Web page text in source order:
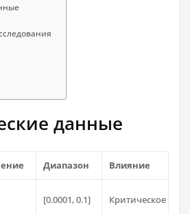
данные
Диапазон Влияние
[0.0001, 0.1] Критическое